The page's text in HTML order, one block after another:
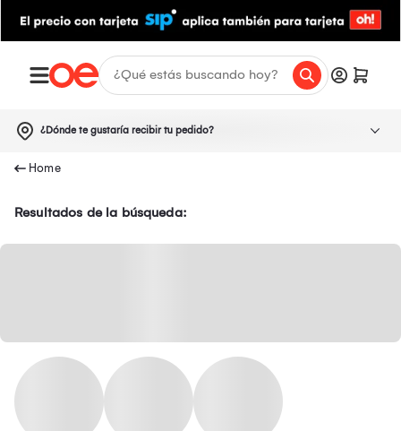
¿Dónde te gustaría recibir tu pedido?
Resultados de la búsqueda: